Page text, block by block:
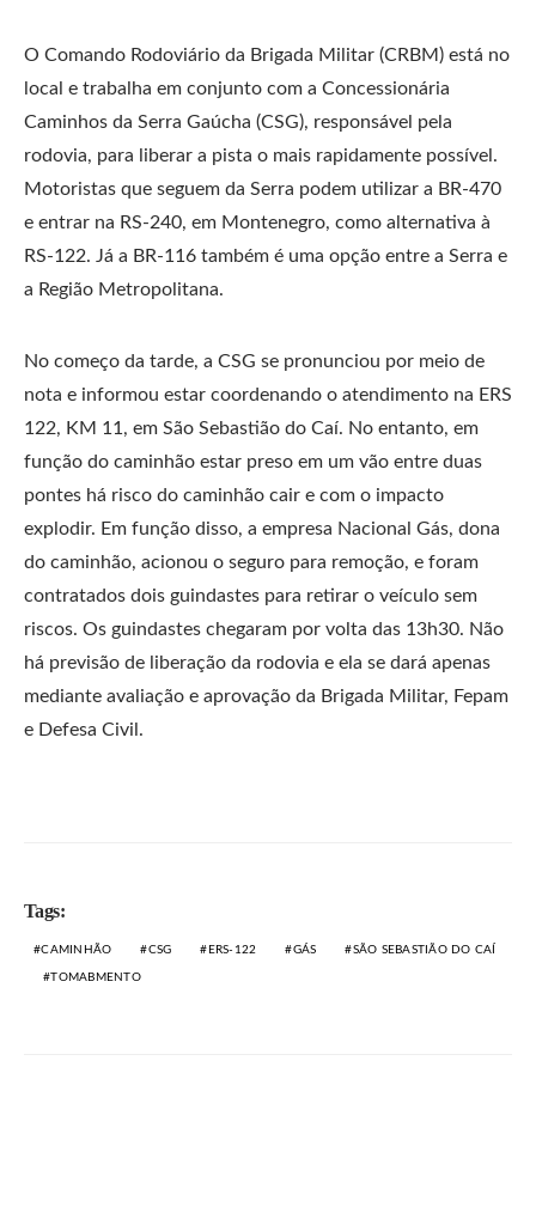
O Comando Rodoviário da Brigada Militar (CRBM) está no
local e trabalha em conjunto com a Concessionária
Caminhos da Serra Gaúcha (CSG), responsável pela
rodovia, para liberar a pista o mais rapidamente possível.
Motoristas que seguem da Serra podem utilizar a BR-470
e entrar na RS-240, em Montenegro, como alternativa à
RS-122. Já a BR-116 também é uma opção entre a Serra e
a Região Metropolitana.
No começo da tarde, a CSG se pronunciou por meio de
nota e informou estar coordenando o atendimento na ERS
122, KM 11, em São Sebastião do Caí. No entanto, em
função do caminhão estar preso em um vão entre duas
pontes há risco do caminhão cair e com o impacto
explodir. Em função disso, a empresa Nacional Gás, dona
do caminhão, acionou o seguro para remoção, e foram
contratados dois guindastes para retirar o veículo sem
riscos. Os guindastes chegaram por volta das 13h30. Não
há previsão de liberação da rodovia e ela se dará apenas
mediante avaliação e aprovação da Brigada Militar, Fepam
e Defesa Civil.
Tags:
CAMINHÃO CSG ERS-122 GÁS SÃO SEBASTIÃO DO CAÍ
TOMABMENTO